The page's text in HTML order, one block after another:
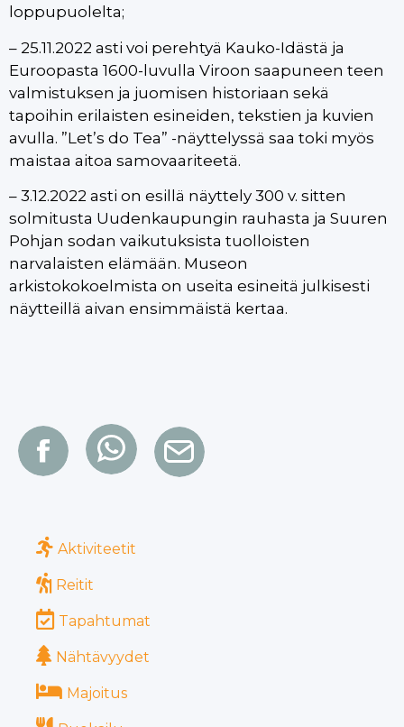
loppupuolelta;
– 25.11.2022 asti voi perehtyä Kauko-Idästä ja
Euroopasta 1600-luvulla Viroon saapuneen teen
valmistuksen ja juomisen historiaan sekä
tapoihin erilaisten esineiden, tekstien ja kuvien
avulla. ”Let’s do Tea” -näyttelyssä saa toki myös
maistaa aitoa samovaariteetä.
– 3.12.2022 asti on esillä näyttely 300 v. sitten
solmitusta Uudenkaupungin rauhasta ja Suuren
Pohjan sodan vaikutuksista tuolloisten
narvalaisten elämään. Museon
arkistokokoelmista on useita esineitä julkisesti
näytteillä aivan ensimmäistä kertaa.
Aktiviteetit
Reitit
Tapahtumat
Nähtävyydet
Majoitus